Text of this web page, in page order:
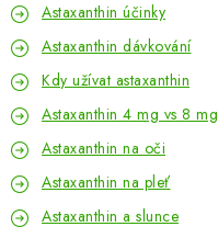
Astaxanthin účinky
Astaxanthin dávkování
Kdy užívat astaxanthin
Astaxanthin 4 mg vs 8 mg
Astaxanthin na oči
Astaxanthin na pleť
Astaxanthin a slunce